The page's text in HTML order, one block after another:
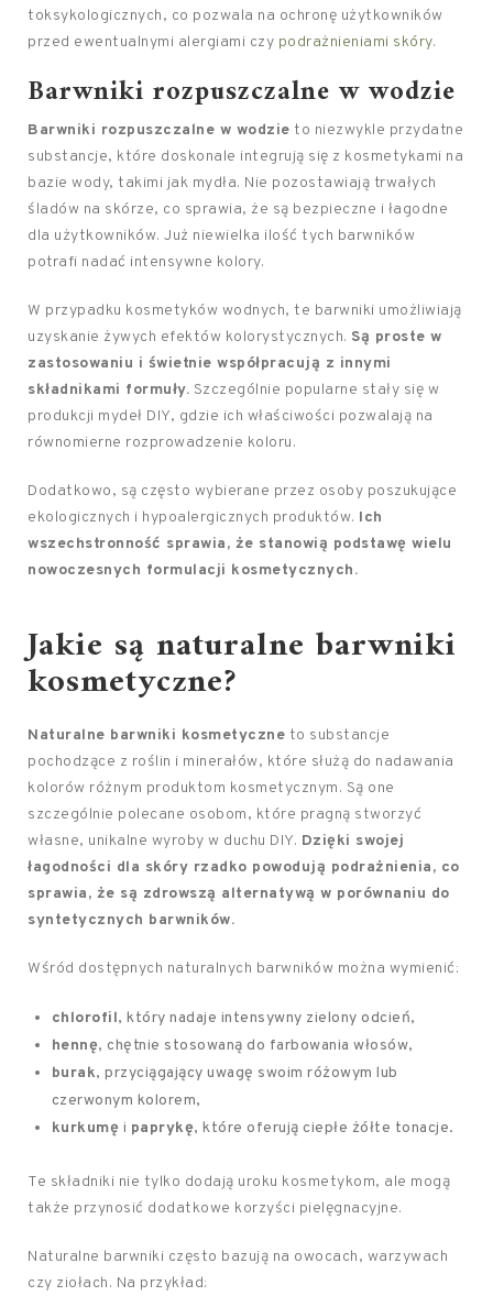
toksykologicznych, co pozwala na ochronę użytkowników
przed ewentualnymi alergiami czy podrażnieniami skóry.
Barwniki rozpuszczalne w wodzie
Barwniki rozpuszczalne w wodzie to niezwykle przydatne
substancje, które doskonale integrują się z kosmetykami na
bazie wody, takimi jak mydła. Nie pozostawiają trwałych
śladów na skórze, co sprawia, że są bezpieczne i łagodne
dla użytkowników. Już niewielka ilość tych barwników
potrafi nadać intensywne kolory.
W przypadku kosmetyków wodnych, te barwniki umożliwiają
uzyskanie żywych efektów kolorystycznych. Są proste w
zastosowaniu i świetnie współpracują z innymi
składnikami formuły. Szczególnie popularne stały się w
produkcji mydeł DIY, gdzie ich właściwości pozwalają na
równomierne rozprowadzenie koloru.
Dodatkowo, są często wybierane przez osoby poszukujące
ekologicznych i hypoalergicznych produktów. Ich
wszechstronność sprawia, że stanowią podstawę wielu
nowoczesnych formulacji kosmetycznych.
Jakie są naturalne barwniki
kosmetyczne?
Naturalne barwniki kosmetyczne to substancje
pochodzące z roślin i minerałów, które służą do nadawania
kolorów różnym produktom kosmetycznym. Są one
szczególnie polecane osobom, które pragną stworzyć
własne, unikalne wyroby w duchu DIY. Dzięki swojej
łagodności dla skóry rzadko powodują podrażnienia, co
sprawia, że są zdrowszą alternatywą w porównaniu do
syntetycznych barwników.
Wśród dostępnych naturalnych barwników można wymienić:
chlorofil, który nadaje intensywny zielony odcień,
hennę, chętnie stosowaną do farbowania włosów,
burak, przyciągający uwagę swoim różowym lub
czerwonym kolorem,
kurkumę i paprykę, które oferują ciepłe żółte tonacje.
Te składniki nie tylko dodają uroku kosmetykom, ale mogą
także przynosić dodatkowe korzyści pielęgnacyjne.
Naturalne barwniki często bazują na owocach, warzywach
czy ziołach. Na przykład: